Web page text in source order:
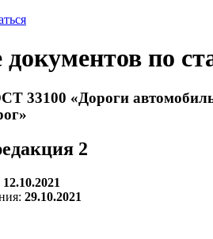
по
33100 «Дороги
2
12.10.2021
29.10.2021